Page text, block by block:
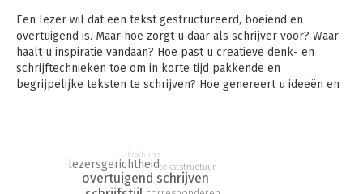
Een lezer wil dat een tekst gestructureerd, boeiend en
overtuigend is. Maar hoe zorgt u daar als schrijver voor? Waar
haalt u inspiratie vandaan? Hoe past u creatieve denk- en
schrijftechnieken toe om in korte tijd pakkende en
begrijpelijke teksten te schrijven? Hoe genereert u ideeën en
Deze tweede herziene druk is geactualiseerd en in
overeenstemming gebracht met het Spellingbesluit-2005. U
overtuigend schrijven
lezersgerichtheidtekststructuur
brochures